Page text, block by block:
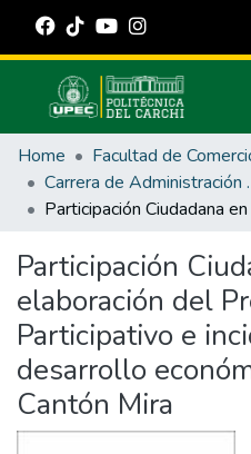
Communities & Collections
All of DSpace
Statistics
Estadísticas Externas
Manuales
Home
Carrera
Participación
elaboración del
Participativo e
desarrollo
Cantón Mira